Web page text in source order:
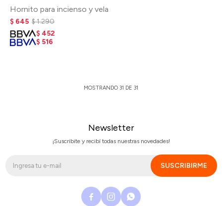
Hornito para incienso y vela
$ 645 $1.290
$ 452
$ 516
MOSTRANDO 31 DE 31
Newsletter
¡Suscribite y recibí todas nuestras novedades!
SUSCRIBIRME
  